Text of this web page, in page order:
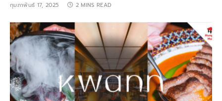
กุมภาพันธ์ 17, 2025 2 MINS READ